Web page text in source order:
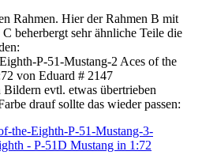
Rahmen. Hier der Rahmen B mit
beherbergt sehr ähnliche Teile die
evtl. etwas übertrieben
drauf sollte das wieder passen: